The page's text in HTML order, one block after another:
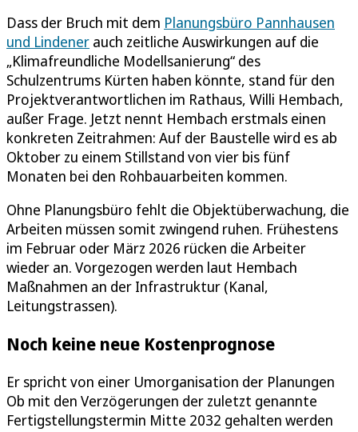
Dass der Bruch mit dem Planungsbüro Pannhausen
und Lindener auch zeitliche Auswirkungen auf die
„Klimafreundliche Modellsanierung“ des
Schulzentrums Kürten haben könnte, stand für den
Projektverantwortlichen im Rathaus, Willi Hembach,
außer Frage. Jetzt nennt Hembach erstmals einen
konkreten Zeitrahmen: Auf der Baustelle wird es ab
Oktober zu einem Stillstand von vier bis fünf
Monaten bei den Rohbauarbeiten kommen.
Ohne Planungsbüro fehlt die Objektüberwachung, die
Arbeiten müssen somit zwingend ruhen. Frühestens
im Februar oder März 2026 rücken die Arbeiter
wieder an. Vorgezogen werden laut Hembach
Maßnahmen an der Infrastruktur (Kanal,
Leitungstrassen).
Noch keine neue Kostenprognose
Er spricht von einer Umorganisation der Planungen
Ob mit den Verzögerungen der zuletzt genannte
Fertigstellungstermin Mitte 2032 gehalten werden